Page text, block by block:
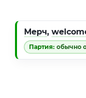
Мерч,
Партия: обычно